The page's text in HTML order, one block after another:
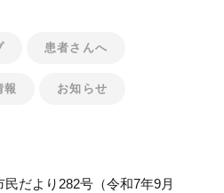
患者さんへ
報 お知らせ
だより282号（令和7年9月